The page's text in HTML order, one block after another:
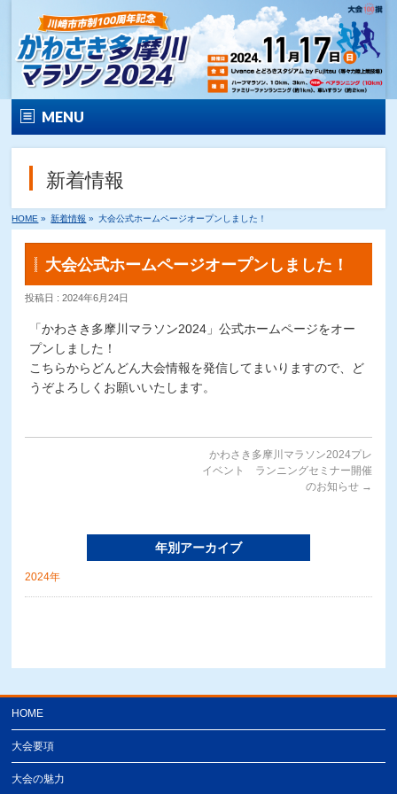
MENU
エントリー
Q&A | お問い合わせ
新着情報
HOME » 新着情報 » 大会公式ホームページオープンしました！
大会公式ホームページオープンしました！
投稿日 : 2024年6月24日
「かわさき多摩川マラソン2024」公式ホームページをオー
プンしました！
こちらからどんどん大会情報を発信してまいりますので、ど
うぞよろしくお願いいたします。
かわさき多摩川マラソン2024プレ
イベント ランニングセミナー開催
のお知らせ →
年別アーカイブ
2024年
HOME
大会要項
大会の魅力